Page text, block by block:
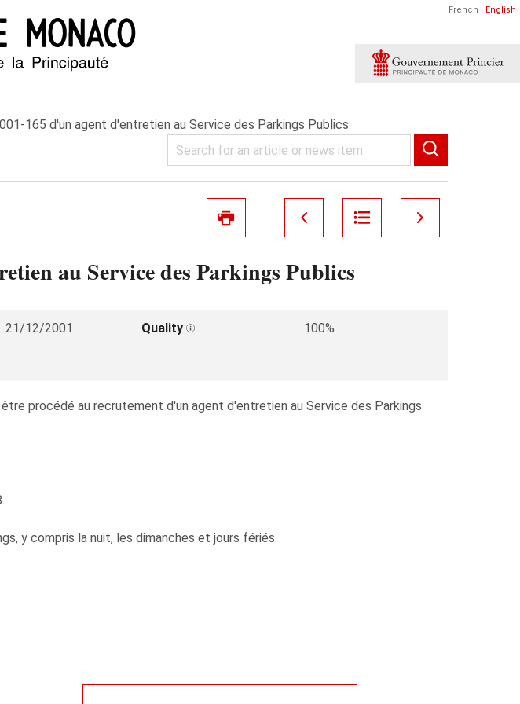
French | English
165 d'un agent d'entretien au Service des Parkings Publics
au Service des Parkings Publics
21/12/2001 Quality
100%
procédé au recrutement d'un agent d'entretien au Service des Parkings
y compris la nuit, les dimanches et jours fériés.